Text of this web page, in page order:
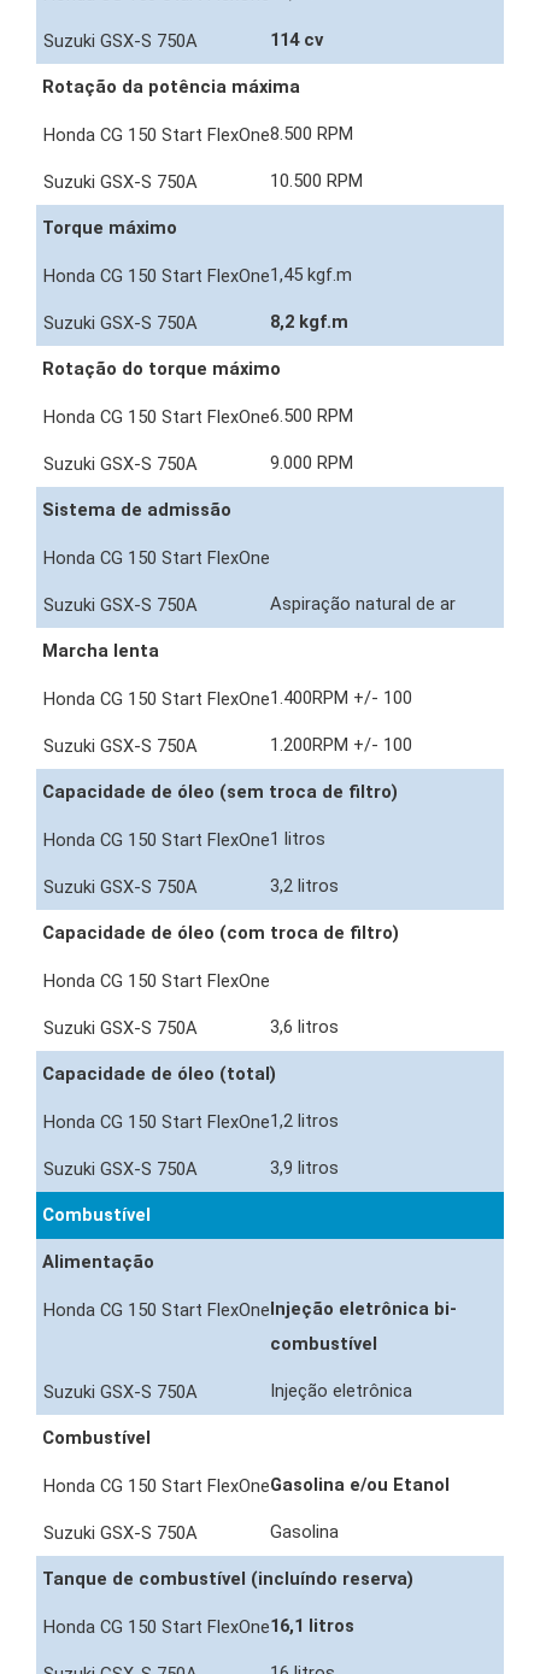
114 cv
Rotação da potência máxima
8.500 RPM
10.500 RPM
Torque máximo
1,45 kgf.m
8,2 kgf.m
Rotação do torque máximo
6.500 RPM
9.000 RPM
Sistema de admissão
Aspiração natural de ar
Marcha lenta
1.400RPM +/- 100
1.200RPM +/- 100
Capacidade de óleo (sem troca de filtro)
1 litros
3,2 litros
Capacidade de óleo (com troca de filtro)
3,6 litros
Capacidade de óleo (total)
1,2 litros
3,9 litros
Combustível
Alimentação
Injeção eletrônica bi-
combustível
Injeção eletrônica
Combustível
Gasolina e/ou Etanol
Gasolina
Tanque de combustível (incluíndo reserva)
16,1 litros